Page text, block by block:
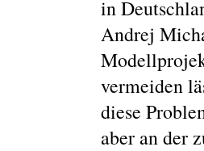
in
Andrej
vermeiden
diese
aber an der